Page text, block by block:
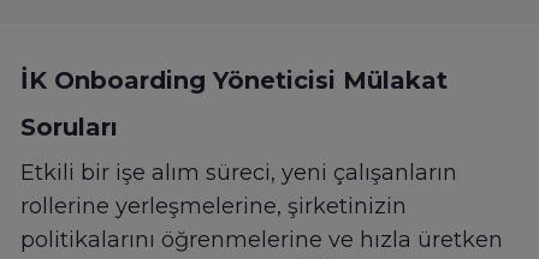
İK Onboarding Yöneticisi Mülakat
Soruları
Etkili bir işe alım süreci, yeni çalışanların
rollerine yerleşmelerine, şirketinizin
politikalarını öğrenmelerine ve hızla üretken